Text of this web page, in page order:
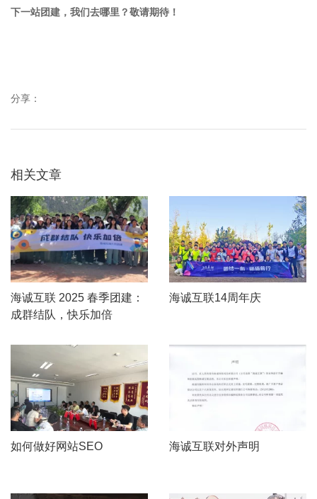
下一站团建，我们去哪里？敬请期待！
分享：
相关文章
海诚互联 2025 春季团建：
成群结队，快乐加倍
海诚互联14周年庆
如何做好网站SEO 海诚互联对外声明